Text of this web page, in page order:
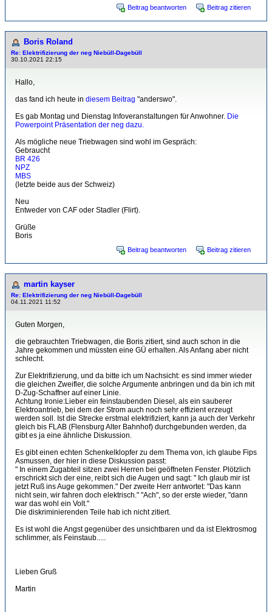
Beitrag beantworten Beitrag zitieren
Boris Roland
Re: Elektrifizierung der neg Niebüll-Dagebüll
30.10.2021 22:15
Hallo,
das fand ich heute in diesem Beitrag "anderswo".
Es gab Montag und Dienstag Infoveranstaltungen für Anwohner. Die
Powerpoint Präsentation der neg dazu.
Als mögliche neue Triebwagen sind wohl im Gespräch:
Gebraucht
BR 426
NPZ
MBS
(letzte beide aus der Schweiz)
Neu
Entweder von CAF oder Stadler (Flirt).
Grüße
Boris
Beitrag beantworten Beitrag zitieren
martin kayser
Re: Elektrifizierung der neg Niebüll-Dagebüll
04.11.2021 11:52
Guten Morgen,
die gebrauchten Triebwagen, die Boris zitiert, sind auch schon in die
Jahre gekommen und müssten eine GÜ erhalten. Als Anfang aber nicht
schlecht.
Zur Elektrifizierung, und da bitte ich um Nachsicht: es sind immer wieder
die gleichen Zweifler, die solche Argumente anbringen und da bin ich mit
D-Zug-Schaffner auf einer Linie.
Achtung Ironie:Lieber ein feinstaubenden Diesel, als ein sauberer
Elektroantrieb, bei dem der Strom auch noch sehr effizient erzeugt
werden soll. Ist die Strecke erstmal elektrifiziert, kann ja auch der Verkehr
gleich bis FLAB (Flensburg Alter Bahnhof) durchgebunden werden, da
gibt es ja eine ähnliche Diskussion.
Es gibt einen echten Schenkelklopfer zu dem Thema von, ich glaube Fips
Asmussen, der hier in diese Diskussion passt:
" In einem Zugabteil sitzen zwei Herren bei geöffneten Fenster. Plötzlich
erschrickt sich der eine, reibt sich die Augen und sagt: " Ich glaub mir ist
jetzt Ruß ins Auge gekommen." Der zweite Herr antwortet: "Das kann
nicht sein, wir fahren doch elektrisch." "Ach", so der erste wieder, "dann
war das wohl ein Volt."
Die diskriminierenden Teile hab ich nicht zitiert.
Es ist wohl die Angst gegenüber des unsichtbaren und da ist Elektrosmog
schlimmer, als Feinstaub.....
Lieben Gruß
Martin